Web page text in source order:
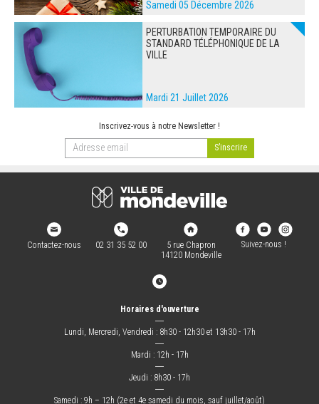
Samedi 05 Décembre 2026
PERTURBATION TEMPORAIRE DU
STANDARD TÉLÉPHONIQUE DE LA
VILLE
Mardi 21 Juillet 2026
Inscrivez-vous à notre Newsletter !
Contactez-nous 02 31 35 52 00
5 rue Chapron
14120 Mondeville
Suivez-nous !
Horaires d'ouverture
―
Lundi, Mercredi, Vendredi : 8h30 - 12h30 et 13h30 - 17h
―
Mardi : 12h - 17h
―
Jeudi : 8h30 - 17h
―
Samedi : 9h – 12h (2e et 4e samedi du mois, sauf juillet/août)